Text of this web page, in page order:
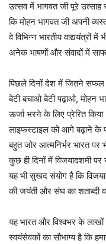
उत्सव में भागवत जी पूरे उत्साह
कि मोहन भागवत जी अपनी
वे विभिन्न भारतीय
अनेक भाषणों और संवादों में साफ
पिछले दिनों देश में जितने सफल
बेटी बचाओ बेटी पढ़ाओ, मोहन
ऊर्जा भरने के लिए प्रेरित
लाइफस्टाइल को आगे बढ़ाने के
बहुत जोर आत्मनिर्भर भारत पर
कुछ ही दिनों में विजयादशमी पर
यह भी सुखद संयोग है कि
की जयंती और संघ का शताब्दी
यह भारत और विश्वभर के
स्वयंसेवकों का सौभाग्य है कि